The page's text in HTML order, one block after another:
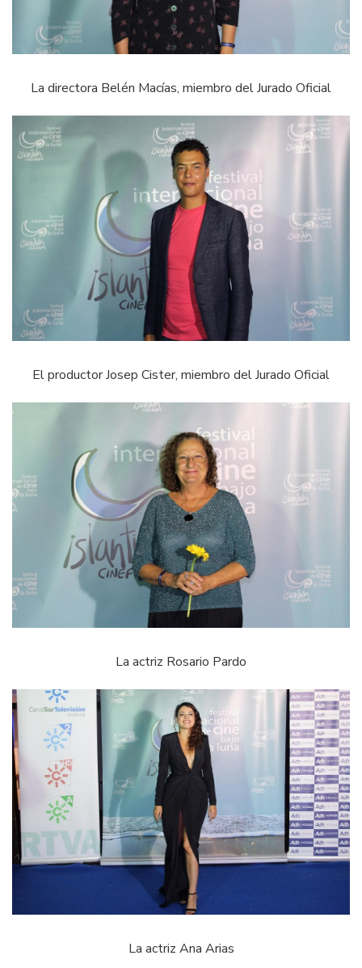
La directora Belén Macías, miembro del Jurado Oficial
El productor Josep Cister, miembro del Jurado Oficial
La actriz Rosario Pardo
La actriz Ana Arias